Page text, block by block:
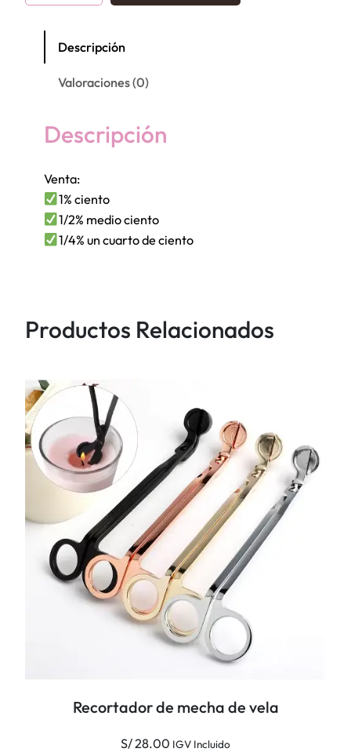
c
:
e
s
/
0
t
a
/
2
5
.
0
0
a
i
d
a
d
Descripción
Valoraciones (0)
Descripción
Venta:
1% ciento
1/2% medio ciento
1/4% un cuarto de ciento
Productos Relacionados
Recortador de mecha de vela
S/28.00 IGV Incluido